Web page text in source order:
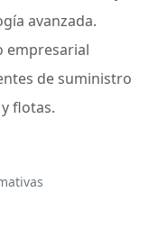
avanzada.
empresarial
de suministro
flotas.